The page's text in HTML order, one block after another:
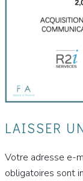
LAISSER
Votre adresse e-
obligatoires sont